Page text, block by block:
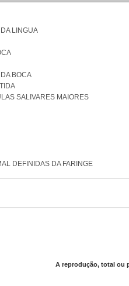
LINGUA
BOCA
SALIVARES MAIORES
DEFINIDAS DA FARINGE
A reprodução, total ou